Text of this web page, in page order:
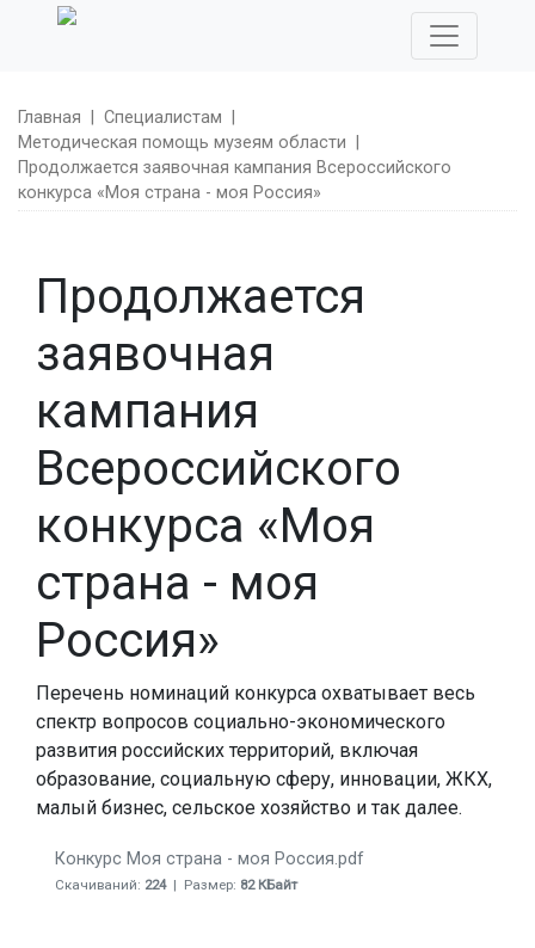
Главная Специалистам
Методическая помощь музеям области
Продолжается заявочная кампания Всероссийского
конкурса «Моя страна - моя Россия»
Продолжается
заявочная
кампания
Всероссийского
конкурса «Моя
страна - моя
Россия»
Перечень номинаций конкурса охватывает весь
спектр вопросов социально-экономического
развития российских территорий, включая
образование, социальную сферу, инновации, ЖКХ,
малый бизнес, сельское хозяйство и так далее.
Конкурс Моя страна - моя Россия.pdf
Скачиваний: 224| Размер: 82 КБайт